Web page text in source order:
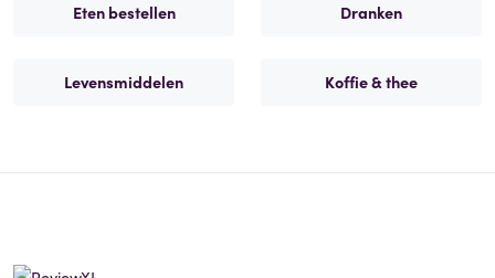
Eten bestellen Dranken
Levensmiddelen Koffie & thee